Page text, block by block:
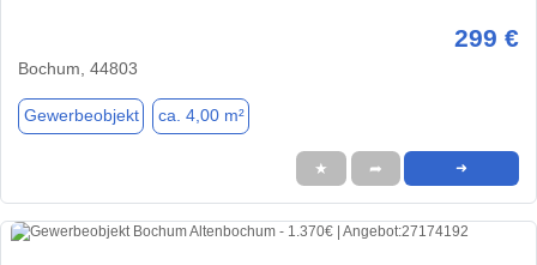
299 €
Bochum, 44803
Gewerbeobjekt ca. 4,00 m²
★ ➦ ➜